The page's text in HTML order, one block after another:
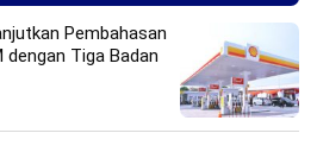
Pembahasan
dengan Tiga Badan